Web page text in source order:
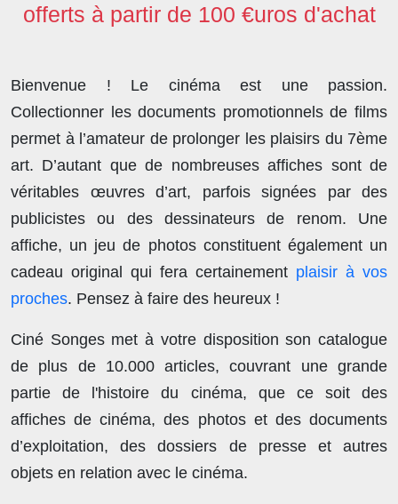
offerts à partir de 100 €uros d'achat
Bienvenue ! Le cinéma est une passion.
Collectionner les documents promotionnels de films
permet à l’amateur de prolonger les plaisirs du 7ème
art. D’autant que de nombreuses affiches sont de
véritables œuvres d’art, parfois signées par des
publicistes ou des dessinateurs de renom. Une
affiche, un jeu de photos constituent également un
cadeau original qui fera certainement plaisir à vos
proches. Pensez à faire des heureux !
Ciné Songes met à votre disposition son catalogue
de plus de 10.000 articles, couvrant une grande
partie de l'histoire du cinéma, que ce soit des
affiches de cinéma, des photos et des documents
d’exploitation, des dossiers de presse et autres
objets en relation avec le cinéma.